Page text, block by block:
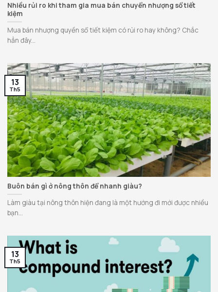
Nhiều rủi ro khi tham gia mua bán chuyển nhượng sổ tiết
kiệm
Mua bán nhượng quyền sổ tiết kiệm có rủi ro hay không? Chắc
hẳn đây...
Buôn bán gì ở nông thôn để nhanh giàu?
Làm giàu tại nông thôn hiện đang là một hướng đi mới được nhiều
bạn...
13
Th5
13
Th5